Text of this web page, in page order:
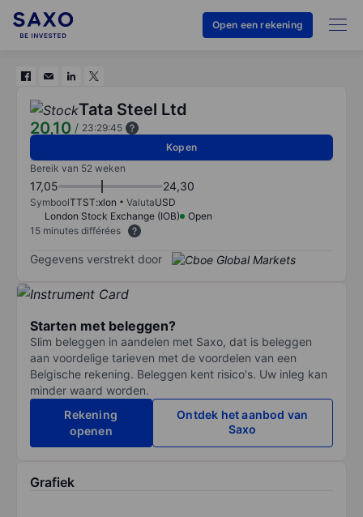
Open een rekening
Tata Steel Ltd
20,10 / 23:29:45
Kopen
Bereik van 52 weken
17,05 24,30
SymboolTTST:xlon ValutaUSD
London Stock Exchange (IOB)
Open
15 minutes différées
Gegevens verstrekt door
Starten met beleggen?
Slim beleggen in aandelen met Saxo, dat is beleggen
aan voordelige tarieven met de voordelen van een
Belgische rekening. Beleggen kent risico's. Uw inleg kan
minder waard worden.
Rekening
openen
Ontdek het aanbod van
Saxo
Grafiek